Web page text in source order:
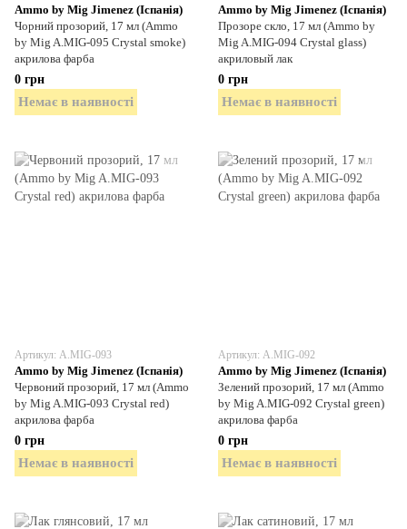
Ammo by Mig Jimenez (Іспанія)
Чорний прозорий, 17 мл (Ammo
by Mig A.MIG-095 Crystal smoke)
акрилова фарба
0 грн
Немає в наявності
Ammo by Mig Jimenez (Іспанія)
Прозоре скло, 17 мл (Ammo by
Mig A.MIG-094 Crystal glass)
акриловый лак
0 грн
Немає в наявності
Артикул: A.MIG-093
Ammo by Mig Jimenez (Іспанія)
Червоний прозорий, 17 мл (Ammo
by Mig A.MIG-093 Crystal red)
акрилова фарба
0 грн
Немає в наявності
Артикул: A.MIG-092
Ammo by Mig Jimenez (Іспанія)
Зелений прозорий, 17 мл (Ammo
by Mig A.MIG-092 Crystal green)
акрилова фарба
0 грн
Немає в наявності